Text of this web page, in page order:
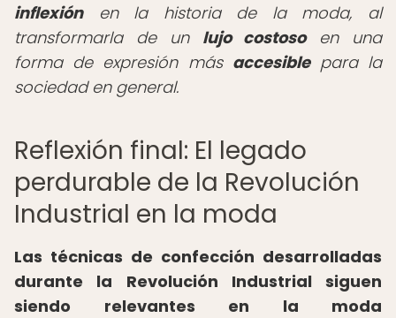
inflexiónen la historia de la moda, al
transformarla de un lujo costosoen una
forma de expresión más accesiblepara la
sociedad en general.
Reflexión final: El legado
perdurable de la Revolución
Industrial en la moda
Las técnicas de confección desarrolladas
durante la Revolución Industrial siguen
siendo relevantes en la moda